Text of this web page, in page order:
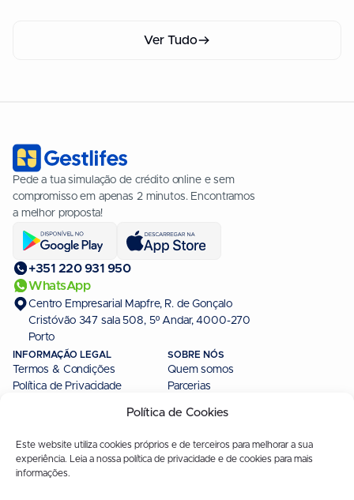
Política de Cookies
Este website utiliza cookies próprios e de terceiros para melhorar a sua
experiência. Leia a nossa política de privacidade e de cookies para mais
informações.
Ver Tudo
Pede a tua simulação de crédito online e sem
compromisso em apenas 2 minutos. Encontramos
a melhor proposta!
+351 220 931 950
WhatsApp
Centro Empresarial Mapfre, R. de Gonçalo
Cristóvão 347 sala 508, 5º Andar, 4000-270
Porto
INFORMAÇÃO LEGAL
Termos & Condições
Política de Privacidade
Intermediação de Crédito
SOBRE NÓS
Quem somos
Parcerias
MAIS INFORMAÇÃO
Autores
AS NOSSAS MARCAS